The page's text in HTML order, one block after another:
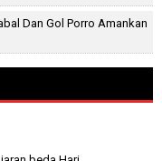
Dan Gol Porro Amankan